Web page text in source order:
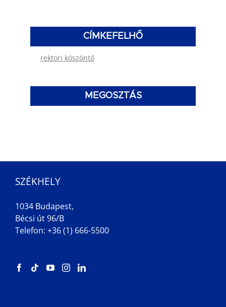
CÍMKEFELHŐ
rektori köszöntő
MEGOSZTÁS
SZÉKHELY
1034 Budapest,
Bécsi út 96/B
Telefon: +36 (1) 666-5500